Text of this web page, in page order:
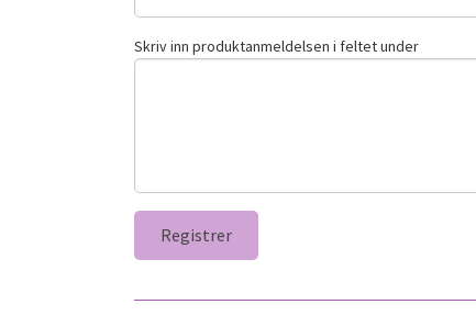
Skriv inn produktanmeldelsen i feltet under